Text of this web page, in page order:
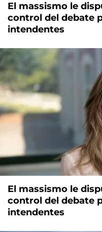
El massismo le
control del debate
intendentes
El massismo le
control del debate
intendentes